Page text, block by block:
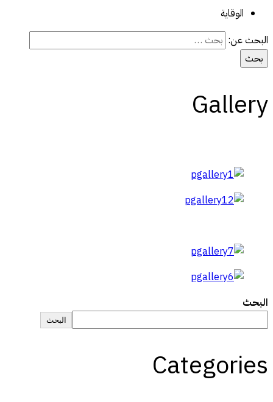
الوقاية
البحث عن:
Gallery
البحث
البحث
Categories